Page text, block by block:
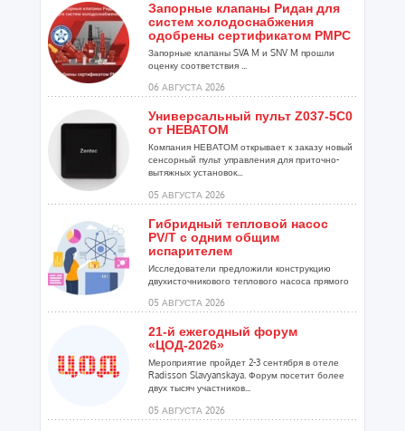
Запорные клапаны Ридан для
систем холодоснабжения
одобрены сертификатом РМРС
Запорные клапаны SVA M и SNV M прошли
оценку соответствия ...
06 АВГУСТА 2026
Универсальный пульт Z037-5C0
от НЕВАТОМ
Компания НЕВАТОМ открывает к заказу новый
сенсорный пульт управления для приточно-
вытяжных установок...
05 АВГУСТА 2026
Гибридный тепловой насос
PV/T с одним общим
испарителем
Исследователи предложили конструкцию
двухисточникового теплового насоса прямого
05 АВГУСТА 2026
21-й ежегодный форум
«ЦОД-2026»
Мероприятие пройдет 2-3 сентября в отеле
Radisson Slavyanskaya. Форум посетит более
двух тысяч участников...
05 АВГУСТА 2026